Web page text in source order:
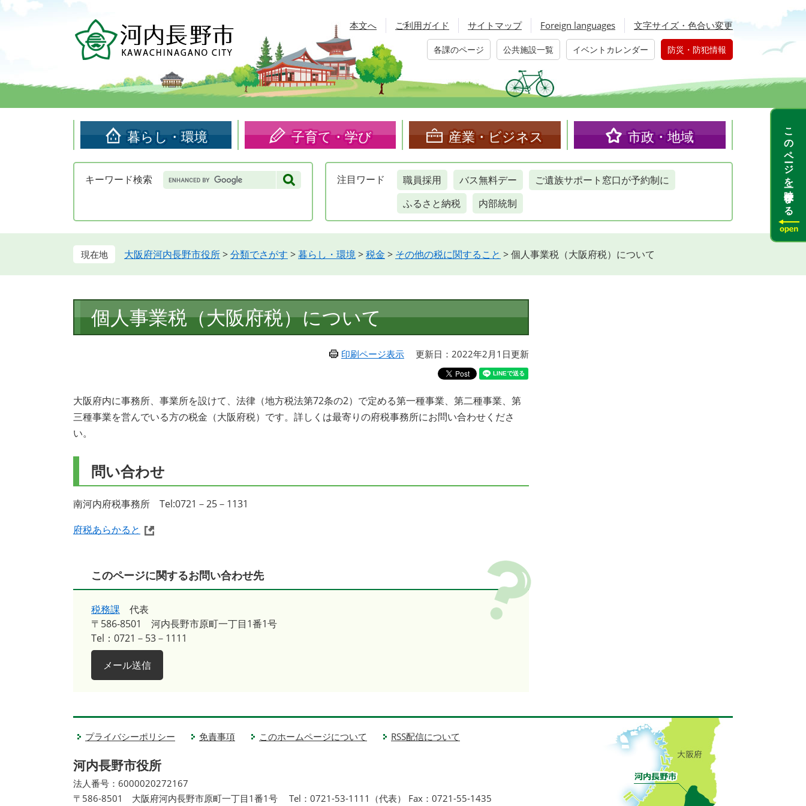
頭
す。
飛
し
本文へ ご利用ガイド サイトマップ Foreign languages 文字サイズ・色合い変更
各課のページ 公共施設一覧 イベントカレンダー 防災・防犯情報
暮らし・環境 子育て・学び 産業・ビジネス 市政・地域
キーワード検索 Google
カ
検
注目 ワード 職員採用 バス無料デー
ご遺族サポート窓口が予約制に
ふるさと納税
内部統制
大阪府河内長野市役所>分類でさがす >暮らし・環境>税金 > その他の税に関すること >個人事業税（大阪府税）について
文
個人事業税（大阪府税）について
印刷ページ表示 更新日：2022年2月1日更新
大阪府内に事務所、事業所を設けて、法律（地方税法第72条の2）で定める第一種事業、第二種事業、第
三種事業を営んでいる方の税金（大阪府税）です。詳しくは最寄りの府税事務所にお問い合わせくださ
い。
問い合わせ
南河内府税事務所 Tel:0721－25－1131
府税あらかると
このページに関するお問い合わせ先
税務課
代表
〒586-8501
河内長野市原町一丁目1番1号
Tel：0721－53－1111
メール送信
プライバシーポリシー 免責事項 このホームページについて RSS配信について
河内長野市役所
法人番号：6000020272167
〒586-8501 大阪府河内長野市原町一丁目1番1号
Tel：0721-53-1111（代表） Fax：0721-55-1435
このページを一時保存する